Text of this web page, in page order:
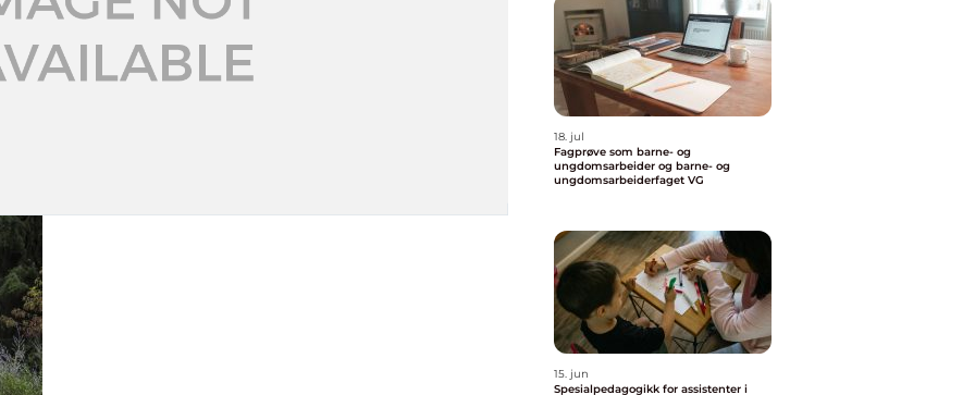
18. jul
Fagprøve som barne- og
ungdomsarbeider og barne- og
ungdomsarbeiderfaget VG
15. jun
Spesialpedagogikk for assistenter i